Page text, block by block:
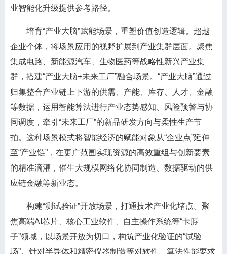
业智能化升级提供参考路径。
培育“产业大脑”赋能场景，重塑价值创造逻辑。超越
企业个体，将场景应用的视野扩展到产业集群层面。聚焦
集成电路、新能源汽车、生物医药等战略性新兴产业集
群，搭建“产业大脑+未来工厂”融合场景。“产业大脑”通过
归集整合产业链上下游的供需、产能、库存、人才、金融
等数据，运用智能算法进行产业态势感知、风险预警与协
同调度，牵引“未来工厂”的新品研发方向与柔性生产节
拍。这种场景模式将智能经济的赋能对象从“企业点”延伸
至“产业链”，在更广范围实现资源的高效重组与创新要素
的精准滴灌，催生大规模网络化协同制造、数据驱动的供
应链金融等新业态。
构建“测试验证”开放场景，打通技术产业化堵点。聚
焦高端AI芯片、核心工业软件、自主操作系统等“卡脖
子”领域，以场景开放为切口，构筑产业化验证的“试验
场”。针对半导体和精密仪器制造等对软件、算法性能要求